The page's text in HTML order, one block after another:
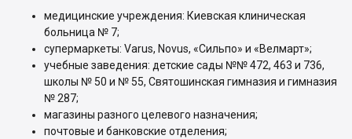
медицинские учреждения: Киевская клиническая
больница № 7;
супермаркеты: Varus, Novus, «Сильпо» и «Велмарт»;
учебные заведения: детские сады №№ 472, 463 и 736,
школы № 50 и № 55, Святошинская гимназия и гимназия
№ 287;
магазины разного целевого назначения;
почтовые и банковские отделения;